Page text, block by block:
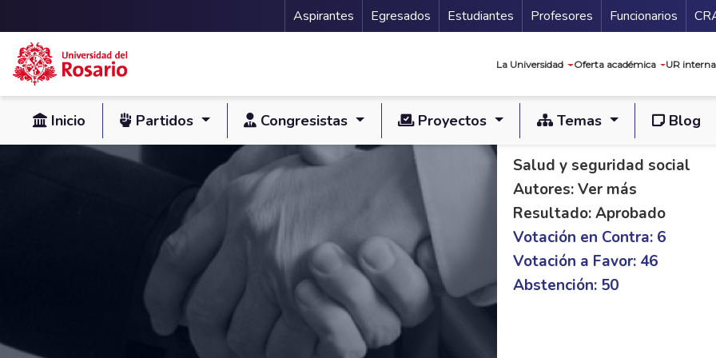
Pasar al contenido principal
Menu Secundario
Aspirantes Egresados Estudiantes Profesores Funcionarios
La Universidad Oferta académica UR
Inicio Partidos Congresistas Proyectos Temas Blog
PL S 80/14 C 185/
Salud y seguridad social
Autores: Ver más
Resultado: Aprobado
Votación en Contra: 6
Votación a Favor: 46
Abstención: 50